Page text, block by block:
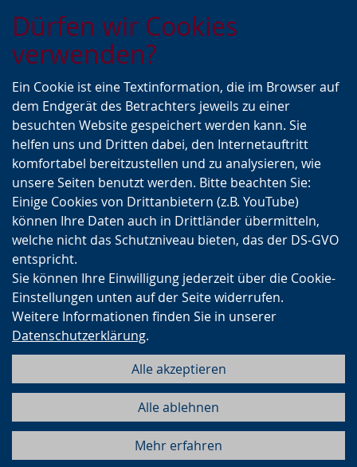
Zur
Hauptnavigation
Zur
Seitennavigation
Zum
Inhalt
Dürfen wir Cookies
verwenden?
Ein Cookie ist eine Textinformation, die im Browser auf
dem Endgerät des Betrachters jeweils zu einer
besuchten Website gespeichert werden kann. Sie
helfen uns und Dritten dabei, den Internetauftritt
komfortabel bereitzustellen und zu analysieren, wie
unsere Seiten benutzt werden. Bitte beachten Sie:
Einige Cookies von Drittanbietern (z.B. YouTube)
können Ihre Daten auch in Drittländer übermitteln,
welche nicht das Schutzniveau bieten, das der DS-GVO
entspricht.
Sie können Ihre Einwilligung jederzeit über die Cookie-
Einstellungen unten auf der Seite widerrufen.
Weitere Informationen finden Sie in unserer
Datenschutzerklärung.
Alle akzeptieren
Alle ablehnen
Mehr erfahren